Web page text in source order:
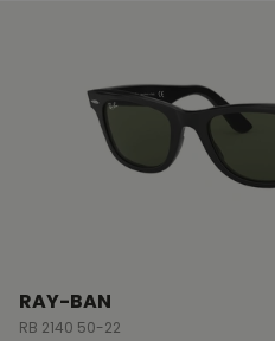
RAY-BAN
RB 2140 50-22